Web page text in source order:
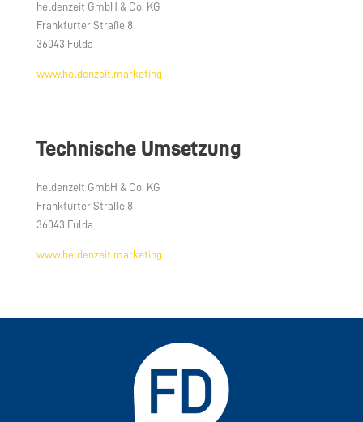
heldenzeit GmbH & Co. KG
Frankfurter Straße 8
36043 Fulda
www.heldenzeit.marketing
Technische Umsetzung
heldenzeit GmbH & Co. KG
Frankfurter Straße 8
36043 Fulda
www.heldenzeit.marketing